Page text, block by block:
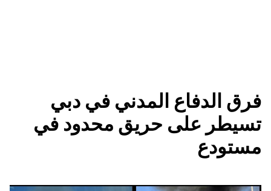
فرق الدفاع المدني في دبي
تسيطر على حريق محدود في
مستودع